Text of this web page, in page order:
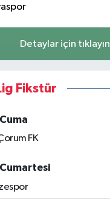
Detaylar için tıklayın
Fikstür
FK